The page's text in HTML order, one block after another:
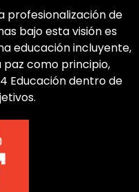
profesionalización de
bajo esta visión es
educación incluyente,
paz como principio,
Educación dentro de